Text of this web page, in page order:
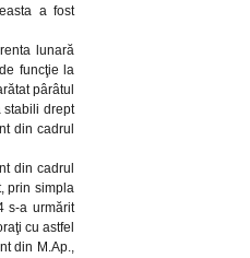
a fost
lunară
funcţie la
pârâtul
stabili drept
din cadrul
din cadrul
prin simpla
s-a urmărit
cu astfel
din M.Ap.,